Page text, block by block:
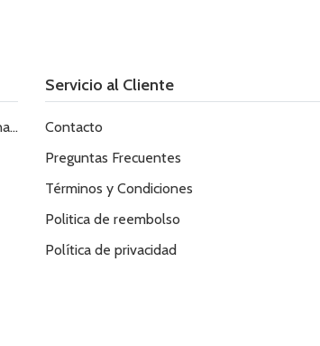
Servicio al Cliente
Contacto
Preguntas Frecuentes
Términos y Condiciones
Politica de reembolso
Política de privacidad